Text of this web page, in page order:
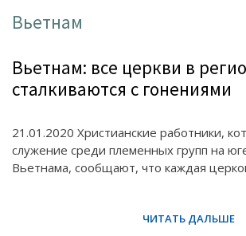
Вьетнам
Вьетнам: все церкви в
сталкиваются с гонениями
21.01.2020 Христианские работники,
служение среди племенных групп на
Вьетнама, сообщают, что каждая